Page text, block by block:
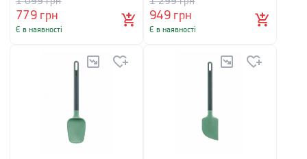
779грн
Є в наявності
949грн
Є в наявності